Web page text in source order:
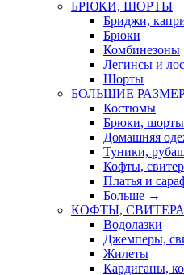
БРЮКИ, ШОРТЫ
Бриджи,
Брюки
Комбинезоны
Легинсы и
Шорты
БОЛЬШИЕ
Костюмы
Брюки, шорты
Домашняя
Туники,
Кофты,
Платья и
Больше →
КОФТЫ,
Водолазки
Джемперы,
Жилеты
Кардиганы,